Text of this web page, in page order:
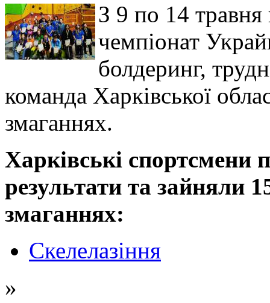
З 9 по 14
чемпіонат
болдеринг,
команда Харківської
змаганнях.
Харкiвськi спортсмени
результати та зайняли
змаганнях:
Скелелазіння
»